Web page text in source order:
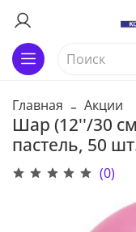
Главная Акции
Шар (12''/30
пастель, 50
(0)